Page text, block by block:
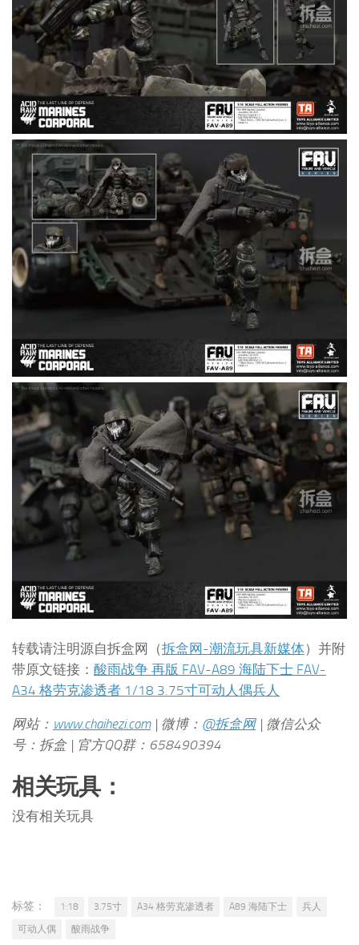
转载请注明源自拆盒网（拆盒网-潮流玩具新媒体）并附
带原文链接： 酸雨战争 再版 FAV-A89 海陆下士 FAV-
A34 格劳克渗透者 1/18 3.75寸可动人偶兵人
网站： www.chaihezi.com| 微博： @拆盒网| 微信公众
号：拆盒 | 官方QQ群：658490394
相关玩具：
没有相关玩具
标签： 1:18 3.75寸 A34 格劳克渗透者 A89 海陆下士
兵人
可动人偶
酸雨战争